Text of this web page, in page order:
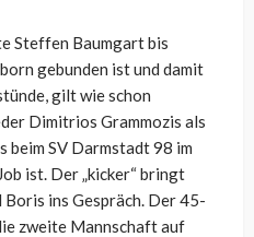
Steffen Baumgart bis
gebunden ist und damit
gilt wie schon
Dimitrios Grammozis als
beim SV Darmstadt 98 im
ist. Der „kicker“ bringt
ins Gespräch. Der 45-
zweite Mannschaft auf